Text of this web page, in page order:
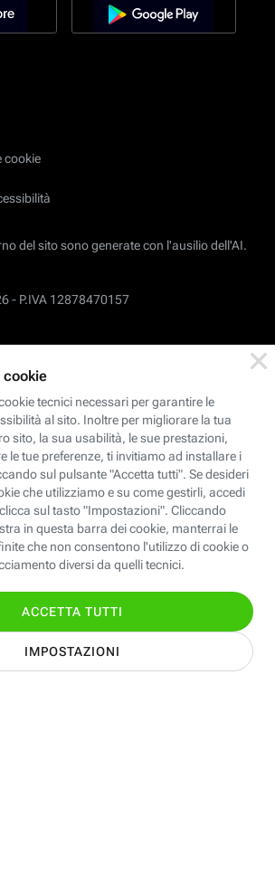
cookie
del sito sono generate con l'ausilio dell'AI.
- P.IVA 12878470157